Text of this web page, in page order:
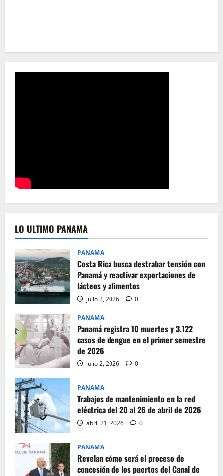
LO ULTIMO PANAMA
PANAMA
Costa Rica busca destrabar tensión con
Panamá y reactivar exportaciones de
lácteos y alimentos
julio 2, 2026 0
PANAMA
Panamá registra 10 muertes y 3.122
casos de dengue en el primer semestre
de 2026
julio 2, 2026 0
PANAMA
Trabajos de mantenimiento en la red
eléctrica del 20 al 26 de abril de 2026
abril 21, 2026 0
PANAMA
Revelan cómo será el proceso de
concesión de los puertos del Canal de